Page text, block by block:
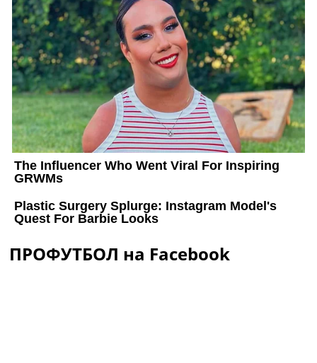
ПРОФУТБОЛ на Facebook